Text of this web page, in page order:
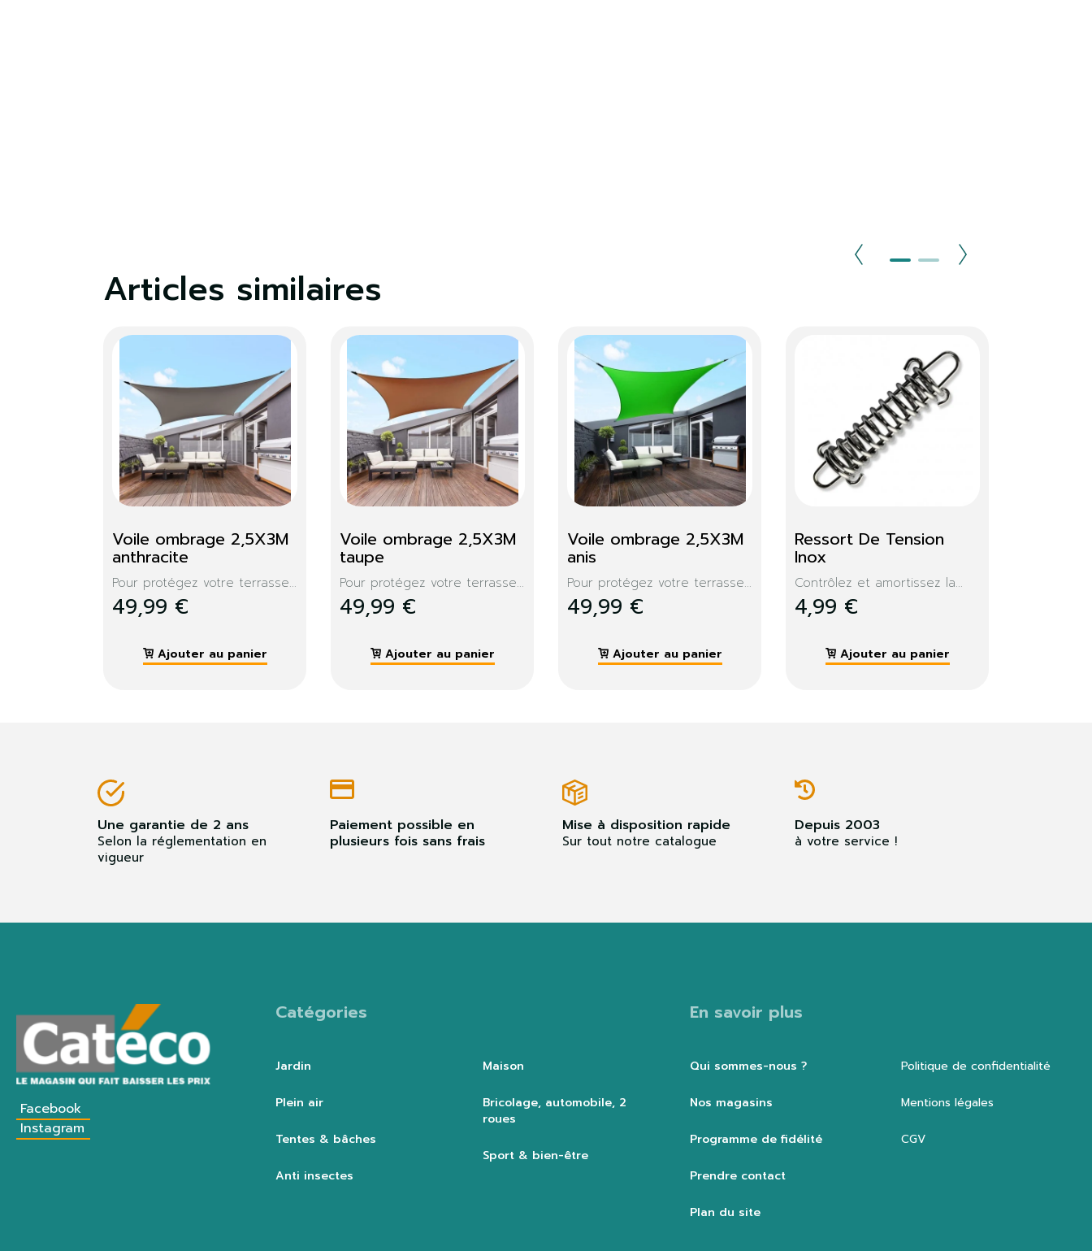
Articles similaires
Ombrière filet 2X3M
blanc
Toile ajourée, idéal pour...
22,99 €
Ajouter au panier
Ombrière filet 2X3M
gris clair
Toile ajourée, idéal pour...
22,99 €
Ajouter au panier
Ombrière filet 2X3M
camouflage
Toile ajourée, idéal pour...
22,99 €
Ajouter au panier
Ombrière filet 2X3M
gris foncé
Toile ajourée, idéal pour...
29,99 €
Ajouter au panier
Une garantie de 2 ans
Selon la réglementation en
vigueur
Paiement possible en
plusieurs fois sans frais
Mise à disposition rapide
Sur tout notre catalogue
Depuis 2003
à votre service !
Facebook
Instagram
Catégories
Jardin
Plein air
Tentes & bâches
Anti insectes
Maison
Bricolage, automobile, 2
roues
Sport & bien-être
En savoir plus
Qui sommes-nous ?
Nos magasins
Programme de fidélité
Prendre contact
Plan du site
Politique de confidentialité
Mentions légales
CGV